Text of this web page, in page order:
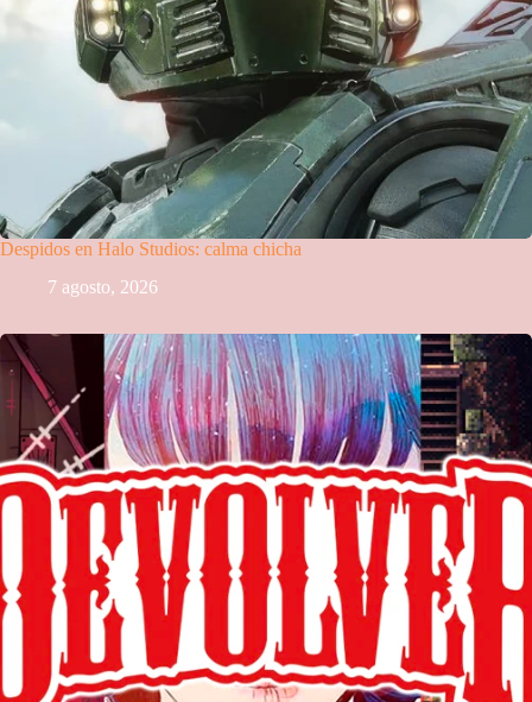
Despidos en Halo Studios: calma chicha
7 agosto, 2026